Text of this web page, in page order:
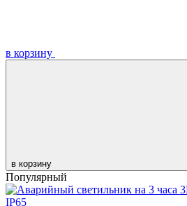
в корзину
в корзину
Популярный